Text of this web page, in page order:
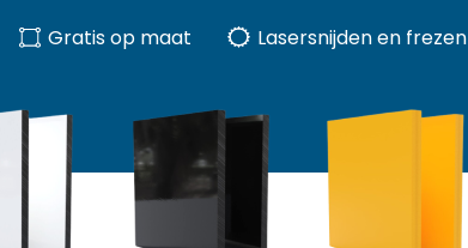
Gratis op maat Lasersnijden en frezen